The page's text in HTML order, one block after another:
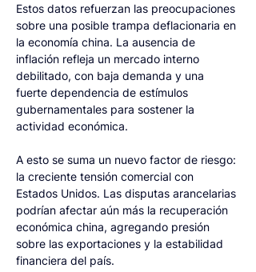
Estos datos refuerzan las preocupaciones
sobre una posible trampa deflacionaria en
la economía china. La ausencia de
inflación refleja un mercado interno
debilitado, con baja demanda y una
fuerte dependencia de estímulos
gubernamentales para sostener la
actividad económica.
A esto se suma un nuevo factor de riesgo:
la creciente tensión comercial con
Estados Unidos. Las disputas arancelarias
podrían afectar aún más la recuperación
económica china, agregando presión
sobre las exportaciones y la estabilidad
financiera del país.